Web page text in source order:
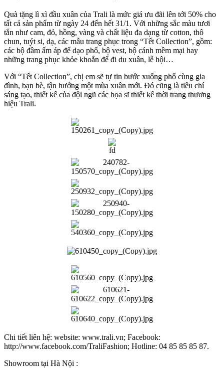
Quà tặng lì xì đầu xuân của Trali là mức giá ưu đãi lên tới 50% cho
tất cả sản phẩm từ ngày 24 đến hết 31/1. Với những sắc màu tươi
tắn như cam, đỏ, hồng, vàng và chất liệu đa dạng từ cotton, thô
chun, tuýt si, dạ, các mẫu trang phục trong “Tết Collection”, gồm:
các bộ đầm ấm áp để dạo phố, bộ vest, bộ cánh mềm mại hay
những trang phục khỏe khoắn để đi du xuân, lễ hội…
Với “Tết Collection”, chị em sẽ tự tin bước xuống phố cùng gia
đình, bạn bè, tận hưởng một mùa xuân mới. Đó cũng là tiêu chí
sáng tạo, thiết kế của đội ngũ các họa sĩ thiết kế thời trang thương
hiệu Trali.
Chi tiết liên hệ: website: www.trali.vn; Facebook:
http://www.facebook.com/TraliFashion; Hotline: 04 85 85 85 87.
Showroom tại Hà Nội :